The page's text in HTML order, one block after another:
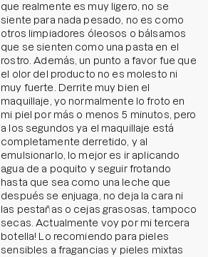
que realmente es muy ligero, no se
siente para nada pesado, no es como
otros limpiadores óleosos o bálsamos
que se sienten como una pasta en el
rostro. Además, un punto a favor fue que
el olor del producto no es molesto ni
muy fuerte. Derrite muy bien el
maquillaje, yo normalmente lo froto en
mi piel por más o menos 5 minutos, pero
a los segundos ya el maquillaje está
completamente derretido, y al
emulsionarlo, lo mejor es ir aplicando
agua de a poquito y seguir frotando
hasta que sea como una leche que
después se enjuaga, no deja la cara ni
las pestañas o cejas grasosas, tampoco
secas. Actualmente voy por mi tercera
botella! Lo recomiendo para pieles
sensibles a fragancias y pieles mixtas